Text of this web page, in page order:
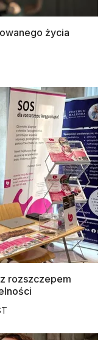
życia
rozszczepem